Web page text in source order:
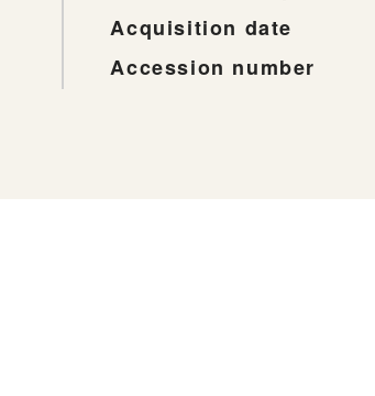
Acquisition date
Accession number